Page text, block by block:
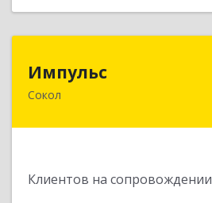
Импульс
Сокол
Клиентов на сопровождении